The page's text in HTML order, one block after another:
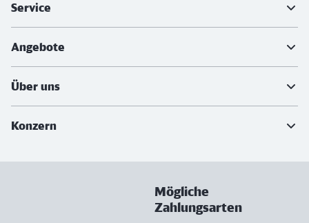
Service
Angebote
Über uns
Konzern
Mögliche
Zahlungsarten